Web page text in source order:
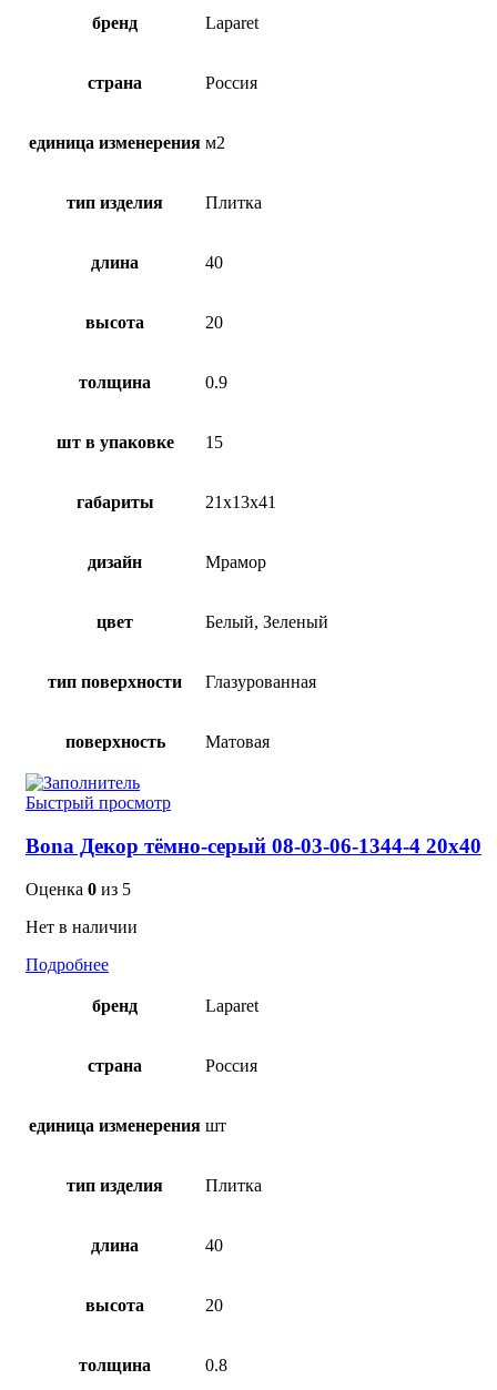
бренд Laparet
страна Россия
единица изменерения м2
тип изделия Плитка
длина 40
высота 20
толщина 0.9
шт в упаковке 15
габариты 21х13х41
дизайн Мрамор
цвет Белый, Зеленый
тип поверхности Глазурованная
поверхность Матовая
Быстрый просмотр
Bona Декор тёмно-серый 08-03-06-1344-4 20х40
Оценка 0 из 5
Нет в наличии
Подробнее
бренд Laparet
страна Россия
единица изменерения шт
тип изделия Плитка
длина 40
высота 20
толщина 0.8